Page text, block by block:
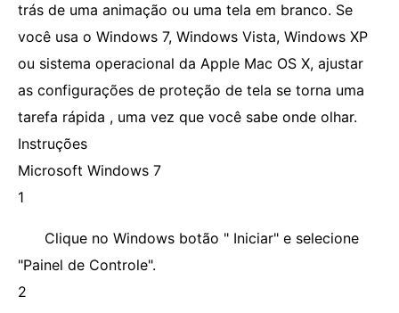
trás de uma animação ou uma tela em branco. Se
você usa o Windows 7, Windows Vista, Windows XP
ou sistema operacional da Apple Mac OS X, ajustar
as configurações de proteção de tela se torna uma
tarefa rápida , uma vez que você sabe onde olhar.
Instruções
Microsoft Windows 7
1
Clique no Windows botão " Iniciar" e selecione
"Painel de Controle".
2